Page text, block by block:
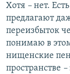
Хотя – нет.
предлагают
переизбыток
понимаю в
нищенские
пространстве –